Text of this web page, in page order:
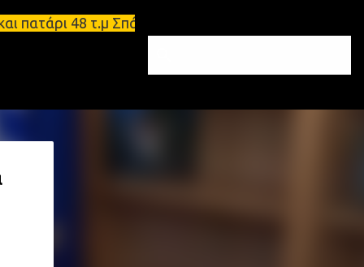
48 τ.μ Σπάρτη - Ενοικιάζεται